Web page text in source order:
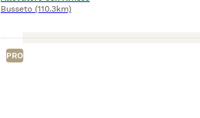
Busseto (110.3km)
PRO